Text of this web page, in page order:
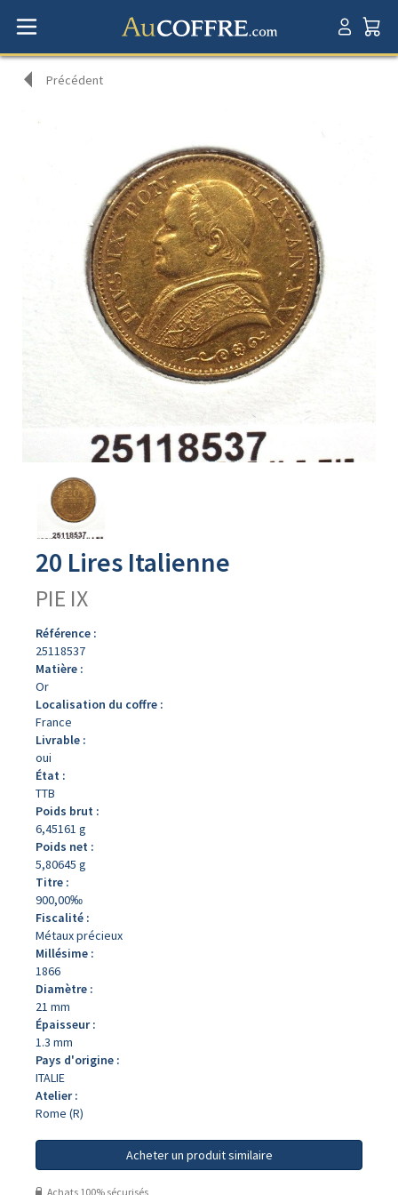
Précédent
produit
20 Lires Italienne
PIE IX
Référence :
25118537
Matière :
Or
Localisation du coffre :
France
Livrable :
oui
État :
TTB
Poids brut :
6,45161 g
Poids net :
5,80645 g
Titre :
900,00‰
Fiscalité :
Métaux précieux
Millésime :
1866
Diamètre :
21 mm
Épaisseur :
1.3 mm
Pays d'origine :
ITALIE
Atelier :
Rome (R)
Acheter un produit similaire
Achats 100% sécurisés